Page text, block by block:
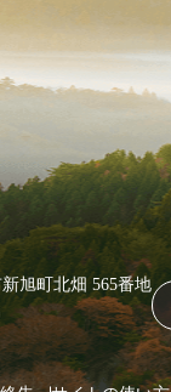
旭町北畑 565番地